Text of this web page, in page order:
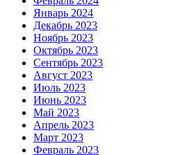
Январь 2024
Декабрь 2023
Ноябрь 2023
Октябрь 2023
Сентябрь 2023
Август 2023
Июль 2023
Июнь 2023
Май 2023
Апрель 2023
Март 2023
Февраль 2023